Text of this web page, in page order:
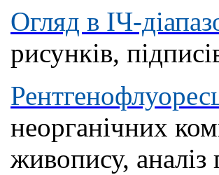
Огляд в ІЧ-
рисунків,
неорганічних
живопису, аналіз